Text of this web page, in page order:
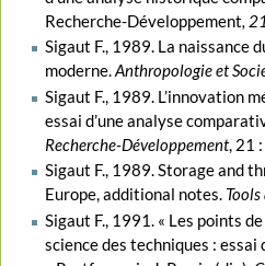
Recherche-Développement,
Sigaut F., 1989. La naissance
moderne.Anthropologie et
Sigaut F., 1989. L’innovation
essai d’une analyse
Recherche-Développement, 21
Sigaut F., 1989. Storage and
Europe, additional notes.
Sigaut F., 1991. « Les points
science des techniques :